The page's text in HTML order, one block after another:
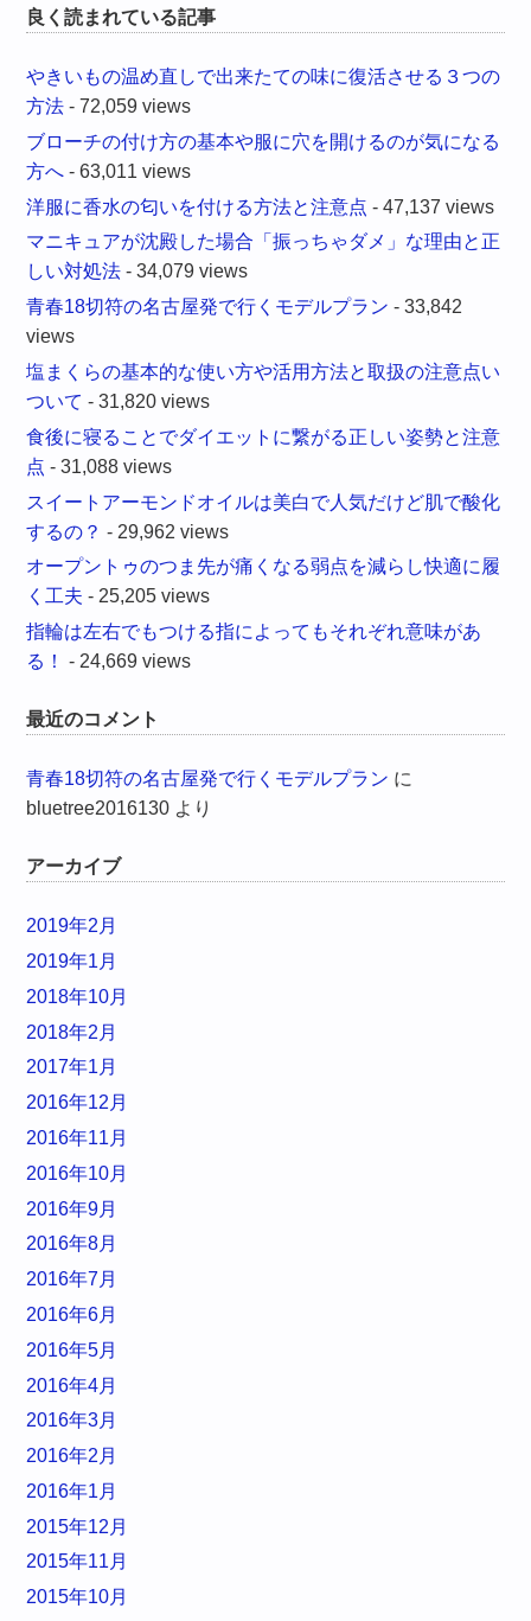
良く読まれている記事
やきいもの温め直しで出来たての味に復活させる３つの
方法 - 72,059 views
ブローチの付け方の基本や服に穴を開けるのが気になる
方へ - 63,011 views
洋服に香水の匂いを付ける方法と注意点 - 47,137 views
マニキュアが沈殿した場合「振っちゃダメ」な理由と正
しい対処法 - 34,079 views
青春18切符の名古屋発で行くモデルプラン - 33,842
views
塩まくらの基本的な使い方や活用方法と取扱の注意点い
ついて - 31,820 views
食後に寝ることでダイエットに繋がる正しい姿勢と注意
点 - 31,088 views
スイートアーモンドオイルは美白で人気だけど肌で酸化
するの？ - 29,962 views
オープントゥのつま先が痛くなる弱点を減らし快適に履
く工夫 - 25,205 views
指輪は左右でもつける指によってもそれぞれ意味があ
る！
- 24,669 views
最近のコメント
青春18切符の名古屋発で行くモデルプラン に
bluetree2016130 より
アーカイブ
2019年2月
2019年1月
2018年10月
2018年2月
2017年1月
2016年12月
2016年11月
2016年10月
2016年9月
2016年8月
2016年7月
2016年6月
2016年5月
2016年4月
2016年3月
2016年2月
2016年1月
2015年12月
2015年11月
2015年10月